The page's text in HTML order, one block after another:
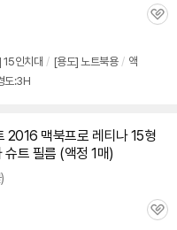
관
15인치 대 / [용도] 노트북용 / 액
도:3H
2016 맥북프로 레티나 15형
트 필름 (액정 1매)
관